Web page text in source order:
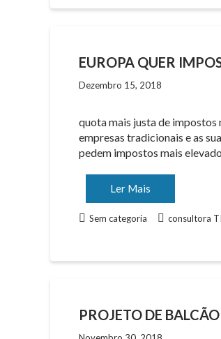
EUROPA QUER
Dezembro 15, 2018
quota mais justa de impostos
empresas tradicionais e as
pedem impostos mais
Ler Mais
Sem categoria consultora TI
PROJETO DE